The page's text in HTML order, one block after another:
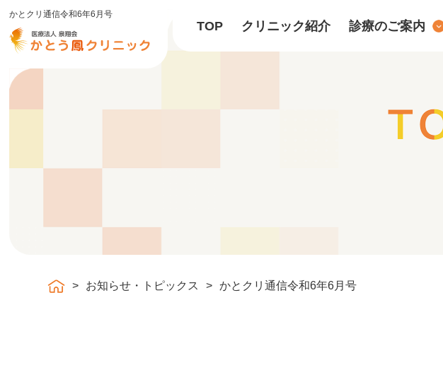
かとクリ通信令和6年6月号
TOP クリニック紹介 診療のご案内
お知らせ・トピックス かとクリ通信令和6年6月号